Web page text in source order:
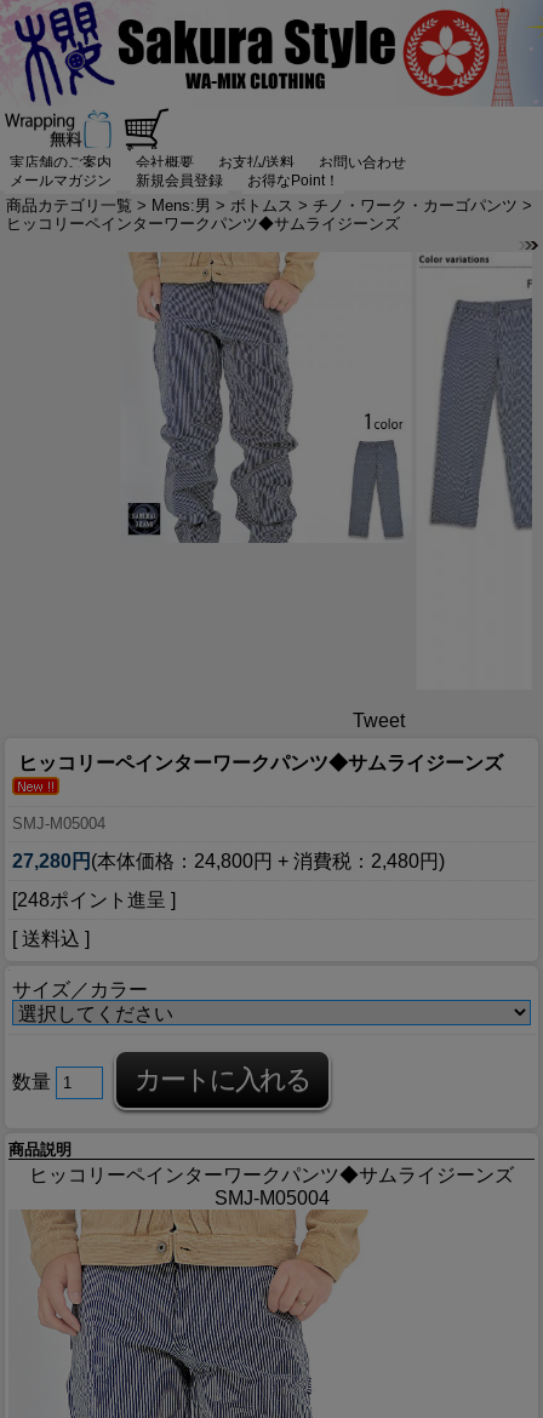
実店舗のご案内 会社概要 お支払/送料
お問い合わせ
メールマガジン
新規会員登録 お得なPoint！
商品カテゴリ一覧 > Mens:男 > ボトムス > チノ・ワーク・カーゴパンツ >
ヒッコリーペインターワークパンツ◆サムライジーンズ
Tweet
ヒッコリーペインターワークパンツ◆サムライジーンズ
SMJ-M05004
27,280円 (本体価格：24,800円 + 消費税：2,480円)
[248ポイント進呈 ]
[ 送料込 ]
サイズ／カラー
数量
商品説明
ヒッコリーペインターワークパンツ◆サムライジーンズ
SMJ-M05004